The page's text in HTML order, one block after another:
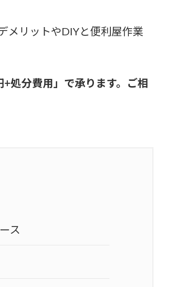
メリットやDIYと便利屋作業
処分費用」で承ります。ご相
ス